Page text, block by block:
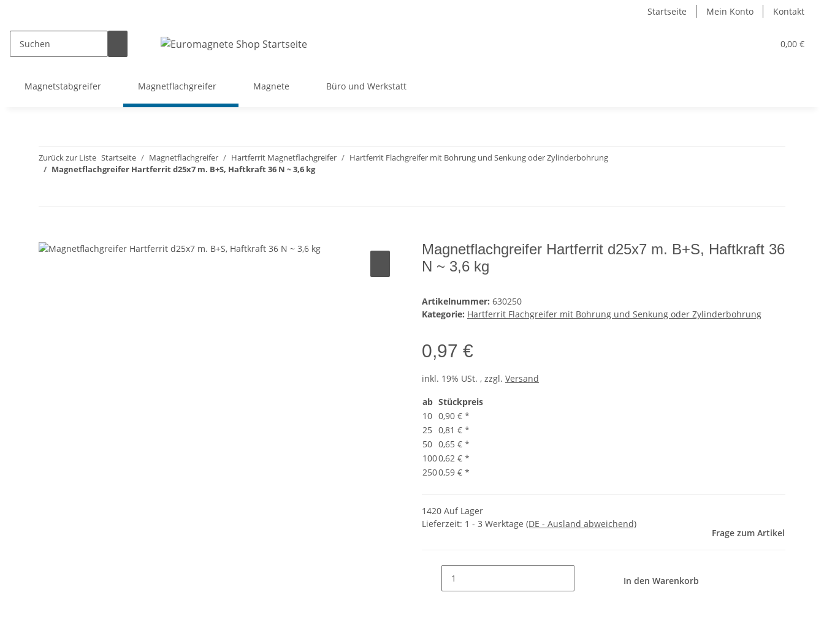
Startseite Mein Konto Kontakt
0,00 €
Magnetstabgreifer Magnetflachgreifer Magnete Büro und Werkstatt
Zurück zur Liste Startseite Magnetflachgreifer Hartferrit Magnetflachgreifer
Hartferrit Flachgreifer mit Bohrung und Senkung oder Zylinderbohrung
Magnetflachgreifer Hartferrit d25x7 m. B+S, Haftkraft 36 N ~ 3,6 kg
Magnetflachgreifer Hartferrit d25x7 m. B+S, Haftkraft 36
N ~ 3,6 kg
Artikelnummer: 630250
Kategorie: Hartferrit Flachgreifer mit Bohrung und Senkung oder Zylinderbohrung
0,97 €
inkl. 19% USt. , zzgl. Versand
ab Stückpreis
10 0,90 € *
25 0,81 € *
50 0,65 € *
1000,62 € *
2500,59 € *
1420 Auf Lager
Lieferzeit: 1 - 3 Werktage (DE - Ausland abweichend)
Frage zum Artikel
In den Warenkorb